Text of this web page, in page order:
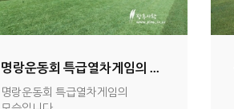
명랑운동회 특급열차게임의 ...
명랑운동회 특급열차게임의